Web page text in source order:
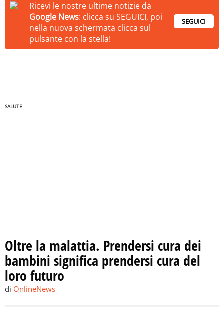
Ricevi le nostre ultime notizie da
Google News: clicca su SEGUICI, poi
nella nuova schermata clicca sul
pulsante con la stella!
SEGUICI
SALUTE
Oltre la malattia. Prendersi cura dei
bambini significa prendersi cura del
loro futuro
di OnlineNews